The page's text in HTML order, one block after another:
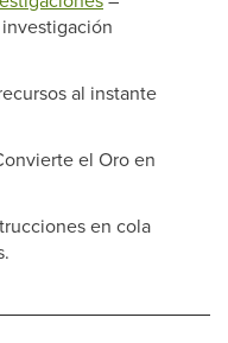
al instante
el Oro en
en cola